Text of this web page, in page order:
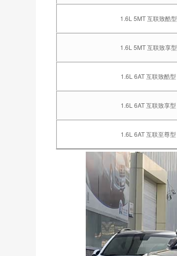
1.6L 5MT 互联致酷型
1.6L 5MT 互联致享型
1.6L 6AT 互联致酷型
1.6L 6AT 互联致享型
1.6L 6AT 互联至尊型